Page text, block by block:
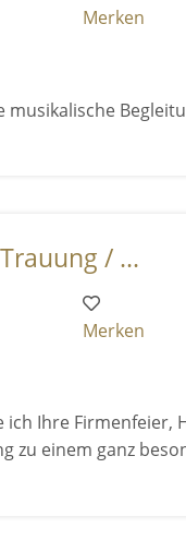
Merken
/ ...
Merken
Ihre Firmenfeier,
zu einem ganz